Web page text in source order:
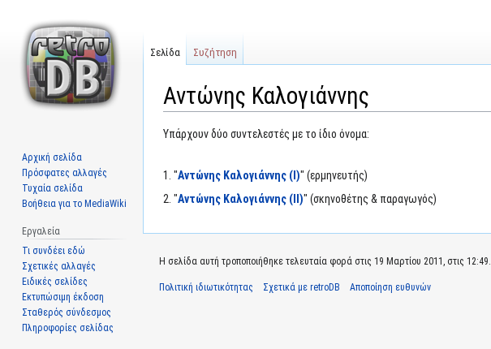
Αντώνης Καλογιάννης
Μετάβαση
πλοήγηση
Πήδηση
αναζήτηση
Υπάρχουν δύο συντελεστές με το ίδιο όνομα:
1. "Αντώνης Καλογιάννης (I)" (ερμηνευτής)
2. "Αντώνης Καλογιάννης (II)" (σκηνοθέτης & παραγωγός)
Σελίδα Συζήτηση
Αρχική σελίδα
Πρόσφατες αλλαγές
Τυχαία σελίδα
Βοήθεια για το MediaWiki
Εργαλεία
Τι συνδέει εδώ
Σχετικές αλλαγές
Ειδικές σελίδες
Εκτυπώσιμη έκδοση
Σταθερός σύνδεσμος
Πληροφορίες σελίδας
Η σελίδα αυτή τροποποιήθηκε τελευταία φορά στις 19 Μαρτίου 2011, στις 12:49.
Πολιτική ιδιωτικότητας Σχετικά με retroDB Αποποίηση ευθυνών